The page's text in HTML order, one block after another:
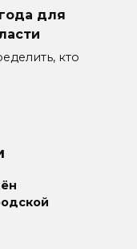
для
кто